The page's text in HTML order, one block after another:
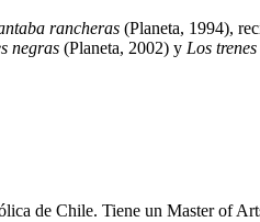
rancheras (Planeta, 1994),
negras (Planeta, 2002) y Los
de Chile. Tiene un Master of